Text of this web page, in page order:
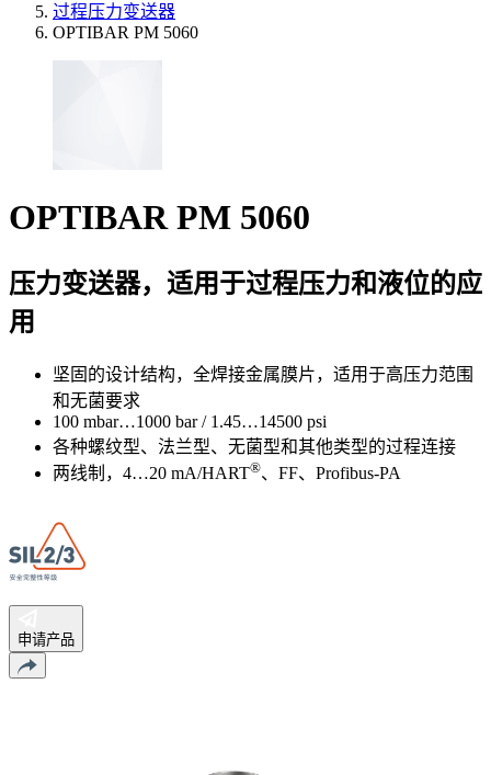
过程压力变送器
OPTIBAR PM 5060
OPTIBAR PM 5060
压力变送器，适用于过程压力和液位的应
用
坚固的设计结构，全焊接金属膜片，适用于高压力范围
和无菌要求
100 mbar…1000 bar / 1.45…14500 psi
各种螺纹型、法兰型、无菌型和其他类型的过程连接
两线制，4…20 mA/HART®、FF、Profibus-PA
申请产品